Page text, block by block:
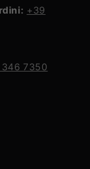
+39
7350